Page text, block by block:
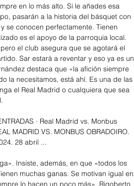
en lo más alto. Si le añades esa
pasarán a la historia del básquet con
se conocen perfectamente. Tienen
es el apoyo de la parroquia local.
el club asegura que se agotará el
Sar estará a reventar y eso ya es un
destaca que «la afición siempre
la necesitamos, está ahí. Es una de las
el Real Madrid o cualquiera que sea
· Real Madrid vs. Monbus
MADRID VS. MONBUS OBRADOIRO.
28 abril ...
Insiste, además, en que «todos los
muchas ganas. Se motivan igual en
lo hacen un poco más». Rigoberto